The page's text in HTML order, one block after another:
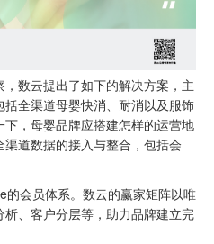
数云提出了如下的解决方案，主
全渠道母婴快消、耐消以及服饰
，母婴品牌应搭建怎样的运营地
道数据的接入与整合，包括会
的会员体系。数云的赢家矩阵以唯
、客户分层等，助力品牌建立完